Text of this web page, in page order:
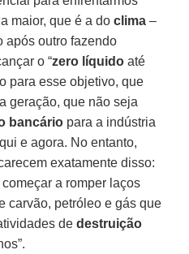
maior, que é a doclima –
após outro fazendo
o “zero líquido até
para esse objetivo, que
geração, que não seja
bancário para a indústria
e agora. No entanto,
exatamente disso:
a romper laços
carvão, petróleo e gás que
dedestruição